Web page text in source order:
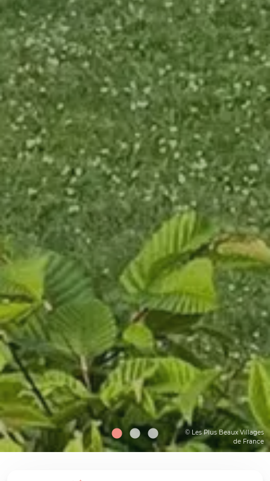
© Les Plus Beaux Villages
de France